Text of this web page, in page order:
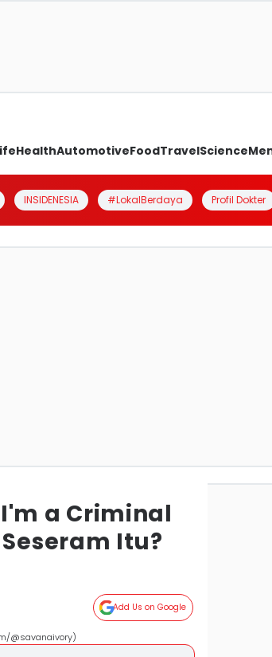
HealthAutomotiveFoodTravelScience
INSIDENESIA #LokalBerdaya Profil Dokter
a Criminal
Itu?
Add Us on Google
@savanaivory)